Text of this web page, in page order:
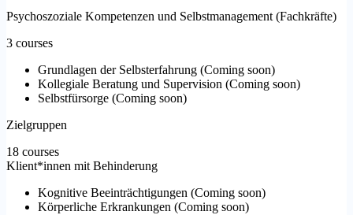
Psychoszoziale Kompetenzen und Selbstmanagement (Fachkräfte)
3 courses
Grundlagen der Selbsterfahrung (Coming soon)
Kollegiale Beratung und Supervision (Coming soon)
Selbstfürsorge (Coming soon)
Zielgruppen
18 courses
Klient*innen mit Behinderung
Kognitive Beeinträchtigungen (Coming soon)
Körperliche Erkrankungen (Coming soon)